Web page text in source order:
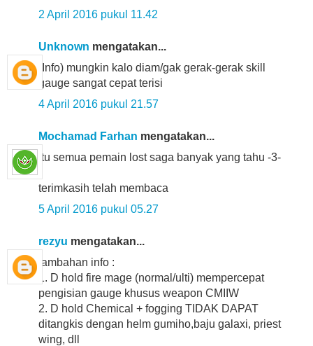
2 April 2016 pukul 11.42
Unknown mengatakan...
(Info) mungkin kalo diam/gak gerak-gerak skill
gauge sangat cepat terisi
4 April 2016 pukul 21.57
Mochamad Farhan mengatakan...
itu semua pemain lost saga banyak yang tahu -3-
terimkasih telah membaca
5 April 2016 pukul 05.27
rezyu mengatakan...
tambahan info :
1. D hold fire mage (normal/ulti) mempercepat
pengisian gauge khusus weapon CMIIW
2. D hold Chemical + fogging TIDAK DAPAT
ditangkis dengan helm gumiho,baju galaxi, priest
wing, dll